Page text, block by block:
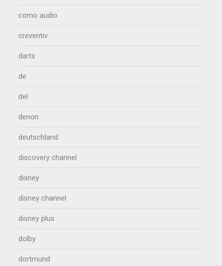
como audio
creventiv
darts
de
del
denon
deutschland
discovery channel
disney
disney channel
disney plus
dolby
dortmund